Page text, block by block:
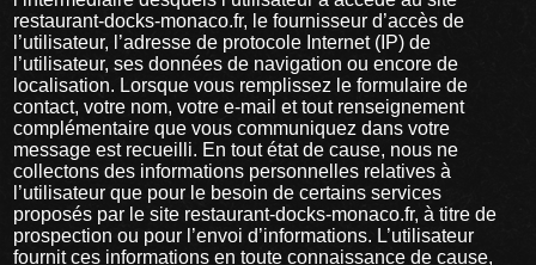
restaurant-docks-monaco.fr, le fournisseur d’accès de
l’utilisateur, l’adresse de protocole Internet (IP) de
l’utilisateur, ses données de navigation ou encore de
localisation. Lorsque vous remplissez le formulaire de
contact, votre nom, votre e-mail et tout renseignement
complémentaire que vous communiquez dans votre
message est recueilli. En tout état de cause, nous ne
collectons des informations personnelles relatives à
l’utilisateur que pour le besoin de certains services
proposés par le site restaurant-docks-monaco.fr, à titre de
prospection ou pour l’envoi d’informations. L’utilisateur
fournit ces informations en toute connaissance de cause,